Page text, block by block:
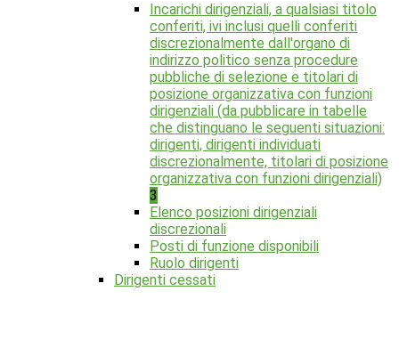
Incarichi dirigenziali, a qualsiasi titolo
conferiti, ivi inclusi quelli conferiti
discrezionalmente dall'organo di
indirizzo politico senza procedure
pubbliche di selezione e titolari di
posizione organizzativa con funzioni
dirigenziali (da pubblicare in tabelle
che distinguano le seguenti situazioni:
dirigenti, dirigenti individuati
discrezionalmente, titolari di posizione
organizzativa con funzioni dirigenziali)
3
Elenco posizioni dirigenziali
discrezionali
Posti di funzione disponibili
Ruolo dirigenti
Dirigenti cessati